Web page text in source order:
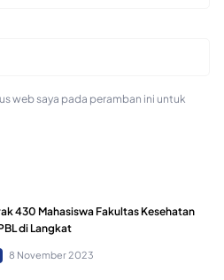
web saya pada peramban ini untuk
430 Mahasiswa Fakultas Kesehatan
di Langkat
8 November 2023